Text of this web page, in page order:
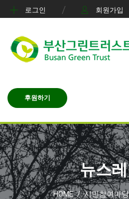
로그인 회원가입
후원하기
뉴스
HOME / 시민참여마당